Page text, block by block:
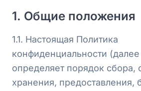
1. Общие положения
1.1. Настоящая Политика
конфиденциальности
определяет порядок сбора,
хранения, предоставления,